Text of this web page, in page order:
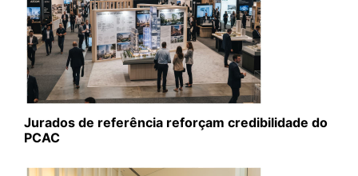
Jurados de referência reforçam credibilidade do
PCAC